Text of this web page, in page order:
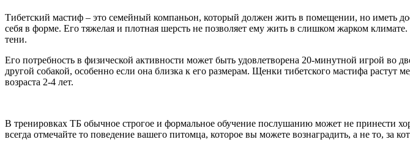
Тибетский мастиф – это семейный компаньон, который должен жить в помещении, но иметь
себя в форме. Его тяжелая и плотная шерсть не позволяет ему жить в слишком жарком
тени.
Его потребность в физической активности может быть удовлетворена 20-минутной игрой во
другой собакой, особенно если она близка к его размерам. Щенки тибетского мастифа растут
возраста 2-4 лет.
В тренировках ТБ обычное строгое и формальное обучение послушанию может не принести
всегда отмечайте то поведение вашего питомца, которое вы можете вознаградить, а не то, за